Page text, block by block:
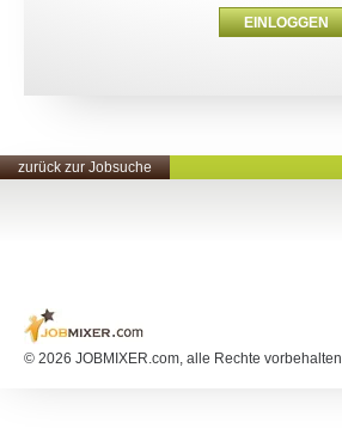
zurück zur Jobsuche
© 2026 JOBMIXER.com, alle Rechte vorbehalten